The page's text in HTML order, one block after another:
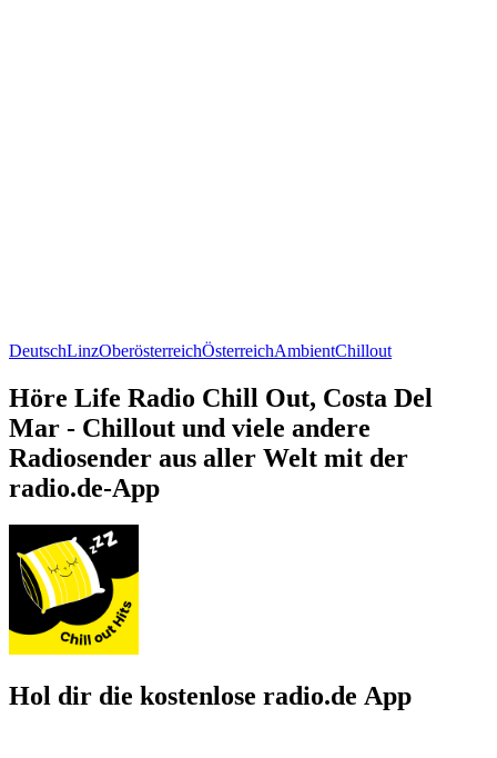
DeutschLinzOberösterreichÖsterreichAmbientChillout
Höre Life Radio Chill Out, Costa Del
Mar - Chillout und viele andere
Radiosender aus aller Welt mit der
radio.de-App
Hol dir die kostenlose radio.de App